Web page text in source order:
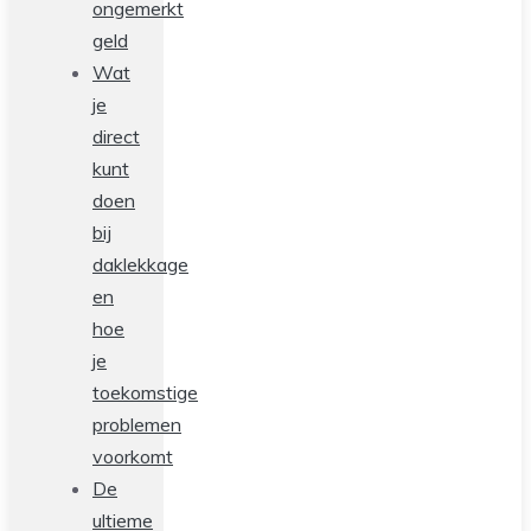
ongemerkt
geld
Wat
je
direct
kunt
doen
bij
daklekkage
en
hoe
je
toekomstige
problemen
voorkomt
De
ultieme